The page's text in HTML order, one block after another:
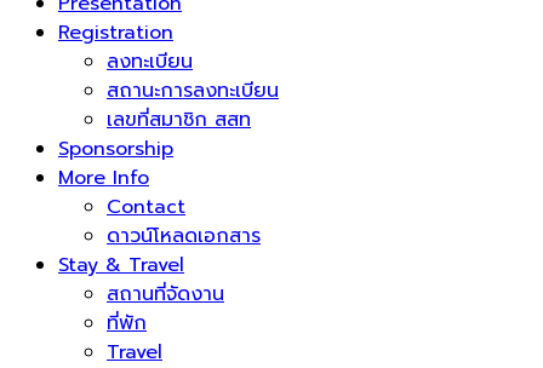
Registration
ลงทะเบียน
สถานะการลงทะเบียน
เลขที่สมาชิก สสท
Sponsorship
More Info
Contact
ดาวน์โหลดเอกสาร
Stay & Travel
สถานที่จัดงาน
ที่พัก
Travel